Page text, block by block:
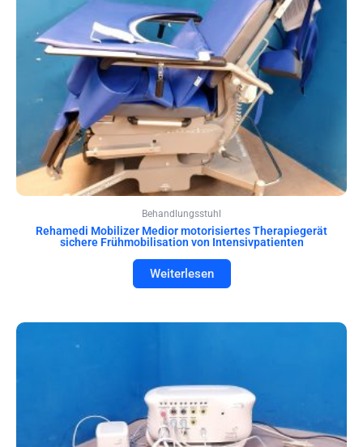
Behandlungsstuhl
Rehamedi Mobilizer Medior motorisiertes Therapiegerät
sichere Frühmobilisation von Intensivpatienten
Weiterlesen